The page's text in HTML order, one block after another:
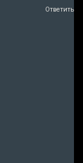
Ответить